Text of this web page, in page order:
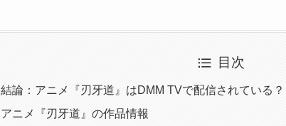
目次
結論：アニメ『刃牙道』はDMM TVで配信されている？
アニメ『刃牙道』の作品情報